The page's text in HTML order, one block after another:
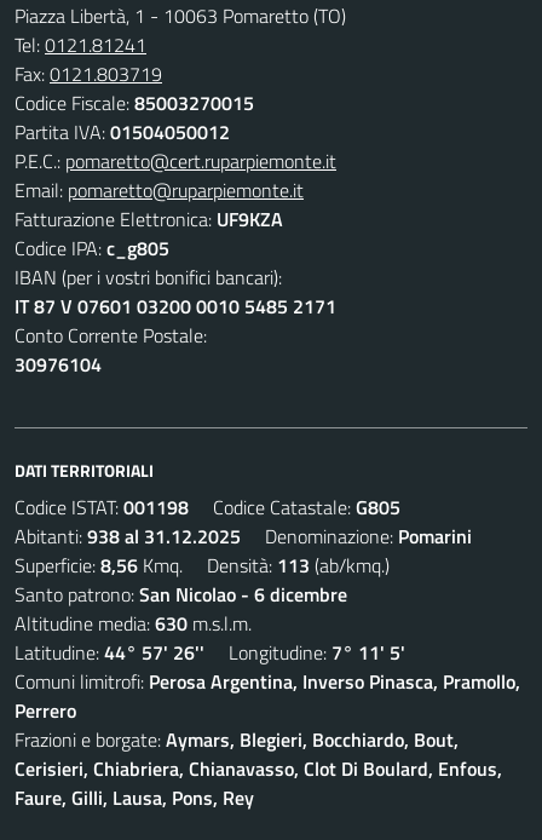
Piazza Libertà, 1 - 10063 Pomaretto (TO)
Tel:0121.81241
Fax:0121.803719
Codice Fiscale:85003270015
Partita IVA:01504050012
P.E.C.: pomaretto@cert.ruparpiemonte.it
Email: pomaretto@ruparpiemonte.it
Fatturazione Elettronica: UF9KZA
Codice IPA:c_g805
IBAN (per i vostri bonifici bancari):
IT 87 V 07601 03200 0010 5485 2171
Conto Corrente Postale:
30976104
DATI TERRITORIALI
Codice ISTAT:001198 Codice Catastale:G805
Abitanti:938 al 31.12.2025 Denominazione: Pomarini
Superficie:8,56 Kmq. Densità: 113 (ab/kmq.)
Santo patrono:San Nicolao - 6 dicembre
Altitudine media:630 m.s.l.m.
Latitudine:44° 57' 26'' Longitudine: 7° 11' 5'
Comuni limitrofi: Perosa Argentina, Inverso Pinasca, Pramollo,
Perrero
Frazioni e borgate:Aymars, Blegieri, Bocchiardo, Bout,
Cerisieri, Chiabriera, Chianavasso, Clot Di Boulard, Enfous,
Faure, Gilli, Lausa, Pons, Rey